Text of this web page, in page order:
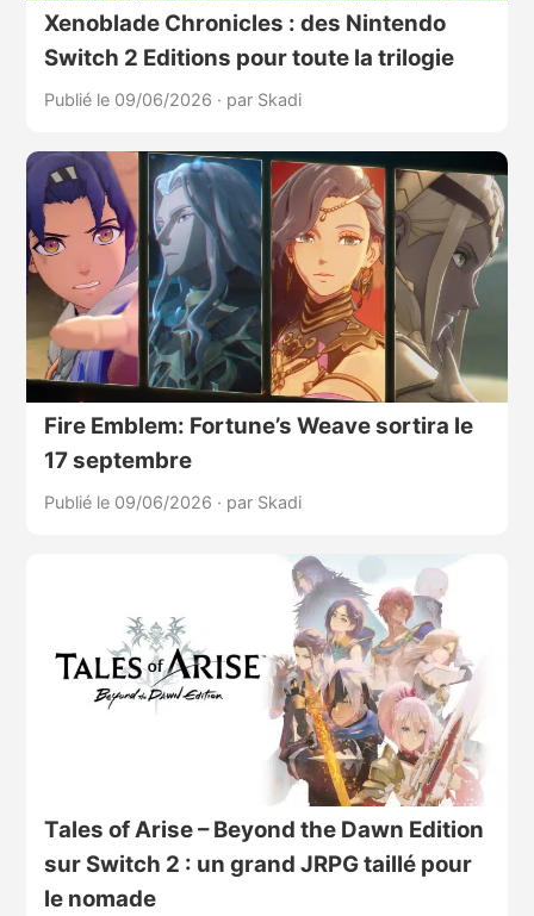
Xenoblade Chronicles : des Nintendo
Switch 2 Editions pour toute la trilogie
Publié le 09/06/2026 · par Skadi
Fire Emblem: Fortune’s Weave sortira le
17 septembre
Publié le 09/06/2026 · par Skadi
Tales of Arise – Beyond the Dawn Edition
sur Switch 2 : un grand JRPG taillé pour
le nomade